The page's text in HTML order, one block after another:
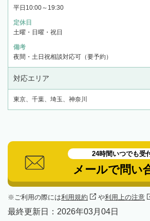
平日10:00～19:30
定休日
土曜・日曜・祝日
備考
夜間・土日祝相談対応可（要予約）
対応エリア
東京、千葉、埼玉、神奈川
24時間いつでも受
メールで問い
ご利用の際には利用規約 や利用上の注意
最終更新日： 2026年03月04日